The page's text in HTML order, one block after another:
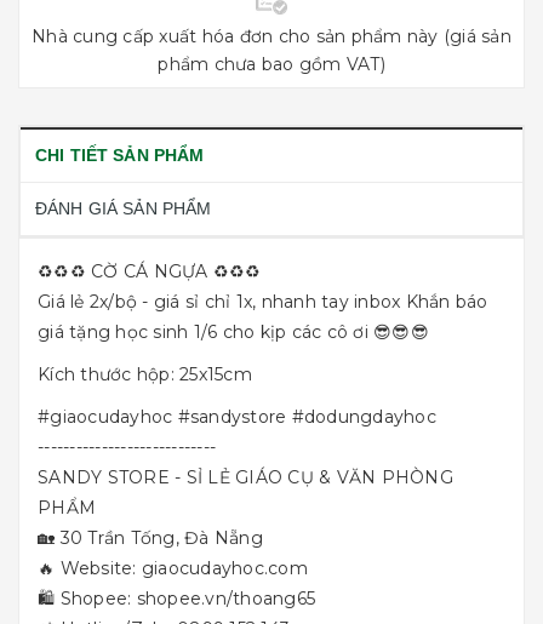
Nhà cung cấp xuất hóa đơn cho sản phẩm này (giá sản
phẩm chưa bao gồm VAT)
CHI TIẾT SẢN PHẨM
ĐÁNH GIÁ SẢN PHẨM
♻️♻️♻️ CỜ CÁ NGỰA ♻️♻️♻️
Giá lẻ 2x/bộ - giá sỉ chỉ 1x, nhanh tay inbox Khắn báo
giá tặng học sinh 1/6 cho kịp các cô ơi 😎😎😎
Kích thước hộp: 25x15cm
#giaocudayhoc #sandystore #dodungdayhoc
----------------------------
SANDY STORE - SỈ LẺ GIÁO CỤ & VĂN PHÒNG
PHẨM
🏡 30 Trần Tống, Đà Nẵng
🔥 Website: giaocudayhoc.com
🛍 Shopee: shopee.vn/thoang65